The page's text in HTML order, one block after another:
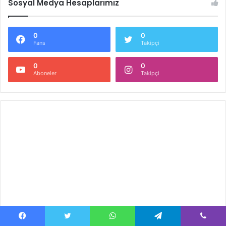
Sosyal Medya Hesaplarımız
0
Fans
0
Takipçi
0
Aboneler
0
Takipçi